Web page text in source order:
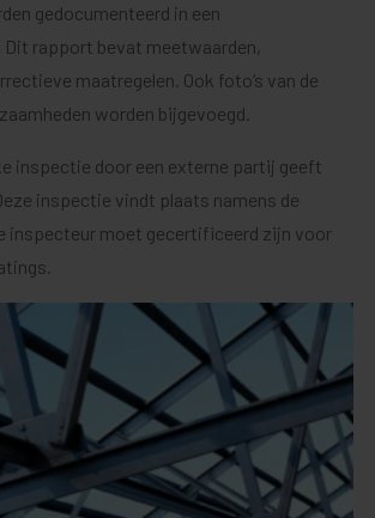
gedocumenteerd in een
rapport bevat meetwaarden,
maatregelen. Ook foto’s van de
worden bijgevoegd.
inspectie door een externe partij geeft
inspectie vindt plaats namens de
inspecteur moet gecertificeerd zijn voor